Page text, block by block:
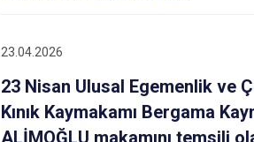
23.04.2026
23 Nisan Ulusal Egemenlik ve
Kınık Kaymakamı Bergama
ALİMOĞLU makamını temsili